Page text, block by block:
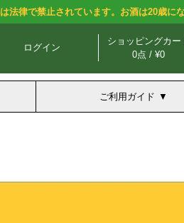
法律で禁止されています。お酒は20歳にな
ログイン
ショッピングカー
0点 / ¥0
ご利用ガイド